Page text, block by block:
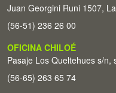
Juan Georgini Runi 1507,
(56-51) 236 26 00
OFICINA CHILOÉ
Pasaje Los Queltehues s/n,
(56-65) 263 65 74